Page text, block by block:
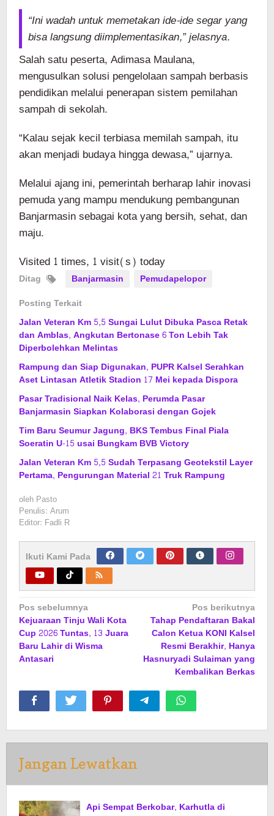
“Ini wadah untuk memetakan ide-ide segar yang
bisa langsung diimplementasikan,” jelasnya.
Salah satu peserta, Adimasa Maulana,
mengusulkan solusi pengelolaan sampah berbasis
pendidikan melalui penerapan sistem pemilahan
sampah di sekolah.
“Kalau sejak kecil terbiasa memilah sampah, itu
akan menjadi budaya hingga dewasa,” ujarnya.
Melalui ajang ini, pemerintah berharap lahir inovasi
pemuda yang mampu mendukung pembangunan
Banjarmasin sebagai kota yang bersih, sehat, dan
maju.
Visited 1 times, 1 visit(s) today
Ditag Banjarmasin
Pemudapelopor
Posting Terkait
Jalan Veteran Km 5,5 Sungai Lulut Dibuka Pasca Retak
dan Amblas, Angkutan Bertonase 6 Ton Lebih Tak
Diperbolehkan Melintas
Rampung dan Siap Digunakan, PUPR Kalsel Serahkan
Aset Lintasan Atletik Stadion 17 Mei kepada Dispora
Pasar Tradisional Naik Kelas, Perumda Pasar
Banjarmasin Siapkan Kolaborasi dengan Gojek
Tim Baru Seumur Jagung, BKS Tembus Final Piala
Soeratin U-15 usai Bungkam BVB Victory
Jalan Veteran Km 5,5 Sudah Terpasang Geotekstil Layer
Pertama, Pengurungan Material 21 Truk Rampung
oleh Pasto
Penulis: Arum
Editor: Fadli R
Ikuti Kami Pada
Navigasi
pos
Pos sebelumnya
Kejuaraan Tinju Wali Kota
Cup 2026 Tuntas, 13 Juara
Baru Lahir di Wisma
Antasari
Pos berikutnya
Tahap Pendaftaran Bakal
Calon Ketua KONI Kalsel
Resmi Berakhir, Hanya
Hasnuryadi Sulaiman yang
Kembalikan Berkas
Jangan Lewatkan
Api Sempat Berkobar, Karhutla di